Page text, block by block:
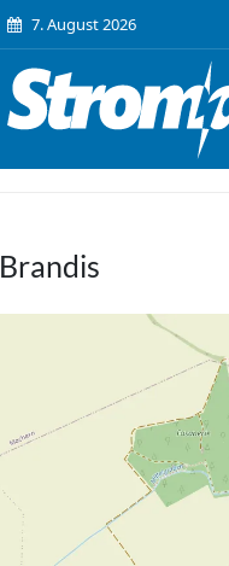
7. August 2026
Brandis